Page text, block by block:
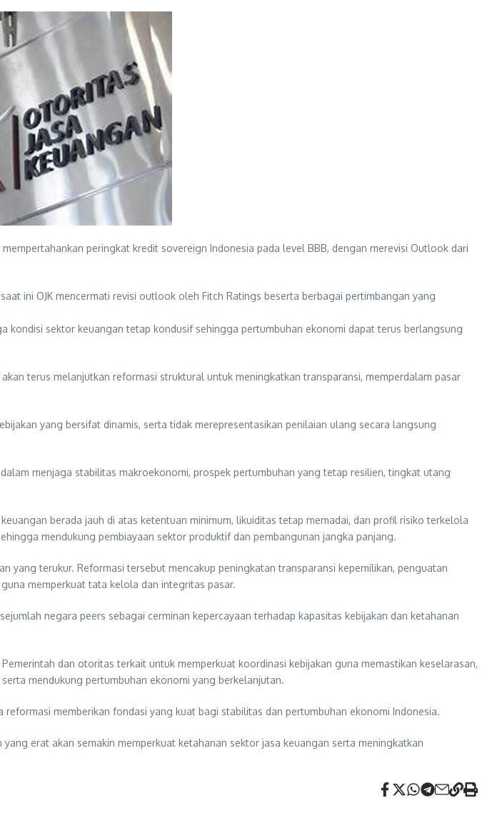
peringkat kredit sovereign Indonesia pada level BBB, dengan merevisi Outlook dari
ini OJK mencermati revisi outlook oleh Fitch Ratings beserta berbagai pertimbangan yang
kondisi sektor keuangan tetap kondusif sehingga pertumbuhan ekonomi dapat terus berlangsung
terus melanjutkan reformasi struktural untuk meningkatkan transparansi, memperdalam pasar
yang bersifat dinamis, serta tidak merepresentasikan penilaian ulang secara langsung
menjaga stabilitas makroekonomi, prospek pertumbuhan yang tetap resilien, tingkat utang
berada jauh di atas ketentuan minimum, likuiditas tetap memadai, dan profil risiko terkelola
mendukung pembiayaan sektor produktif dan pembangunan jangka panjang.
terukur. Reformasi tersebut mencakup peningkatan transparansi kepemilikan, penguatan
memperkuat tata kelola dan integritas pasar.
negara peers sebagai cerminan kepercayaan terhadap kapasitas kebijakan dan ketahanan
dan otoritas terkait untuk memperkuat koordinasi kebijakan guna memastikan keselarasan,
mendukung pertumbuhan ekonomi yang berkelanjutan.
memberikan fondasi yang kuat bagi stabilitas dan pertumbuhan ekonomi Indonesia.
erat akan semakin memperkuat ketahanan sektor jasa keuangan serta meningkatkan